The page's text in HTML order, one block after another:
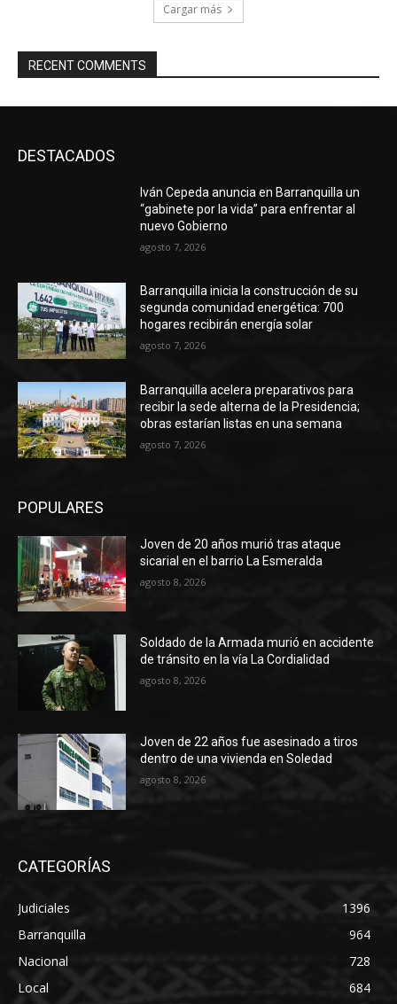
Cargar más
RECENT COMMENTS
DESTACADOS
Iván Cepeda anuncia en Barranquilla un
“gabinete por la vida” para enfrentar al
nuevo Gobierno
agosto 7, 2026
Barranquilla inicia la construcción de su
segunda comunidad energética: 700
hogares recibirán energía solar
agosto 7, 2026
Barranquilla acelera preparativos para
recibir la sede alterna de la Presidencia;
obras estarían listas en una semana
agosto 7, 2026
POPULARES
Joven de 20 años murió tras ataque
sicarial en el barrio La Esmeralda
agosto 8, 2026
Soldado de la Armada murió en accidente
de tránsito en la vía La Cordialidad
agosto 8, 2026
Joven de 22 años fue asesinado a tiros
dentro de una vivienda en Soledad
agosto 8, 2026
CATEGORÍAS
Judiciales
1396
Barranquilla
964
Nacional
728
Local
684